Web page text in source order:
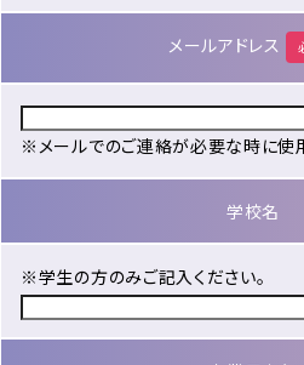
メールアドレス
※メールでのご連絡が必要な時に使
学校名
※学生の方のみご記入ください。